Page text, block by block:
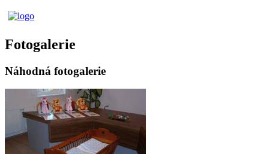
Fotogalerie
Náhodná fotogalerie